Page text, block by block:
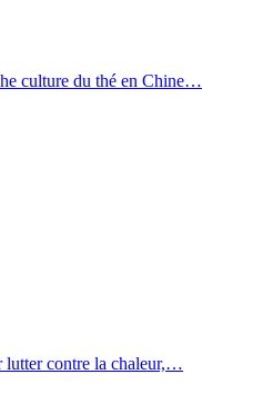
culture du thé en Chine…
lutter contre la chaleur,…